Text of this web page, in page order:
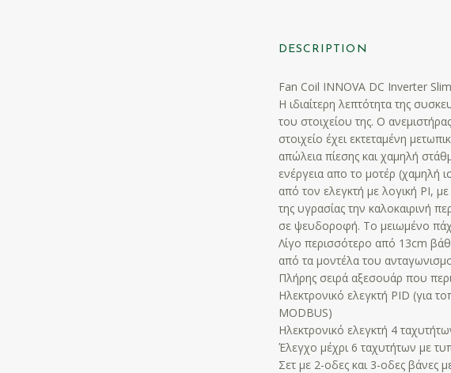
DESCRIPTION
Fan Coil INNOVA DC Inverter Slim
Η ιδιαίτερη λεπτότητα της
του στοιχείου της. Ο
στοιχείο έχει εκτεταμένη
απώλεια πίεσης και χαμηλή
ενέργεια απο το μοτέρ (χαμηλή
από τον ελεγκτή με λογική ΡΙ,
της υγρασίας την καλοκαιρινή
σε ψευδοροφή. Το μειωμένο
Λίγο περισσότερο από 13cm
από τα μοντέλα του
Πλήρης σειρά αξεσουάρ που
Ηλεκτρονικό ελεγκτή PID (για
MODBUS)
Ηλεκτρονικό ελεγκτή 4
Έλεγχο μέχρι 6 ταχυτήτων με
Σετ με 2-οδες και 3-οδες βάνες